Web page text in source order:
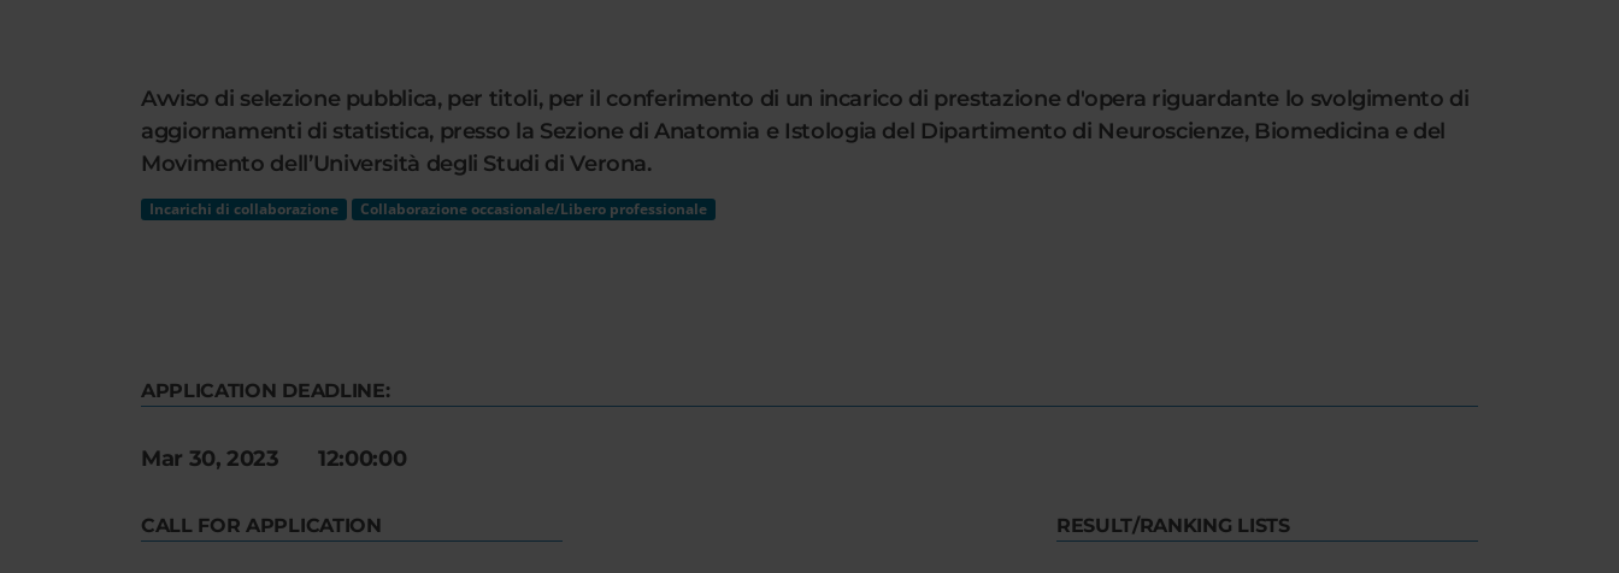
Avviso di selezione pubblica, per titoli, per il conferimento di un incarico di prestazione d'opera riguardante lo svolgimento di
aggiornamenti di statistica, presso la Sezione di Anatomia e Istologia del Dipartimento di Neuroscienze, Biomedicina e del
Movimento dell’Università degli Studi di Verona.
Incarichi di collaborazione Collaborazione occasionale/Libero professionale
APPLICATION DEADLINE:
Mar 30, 2023 12:00:00
CALL FOR APPLICATION RESULT/RANKING LISTS